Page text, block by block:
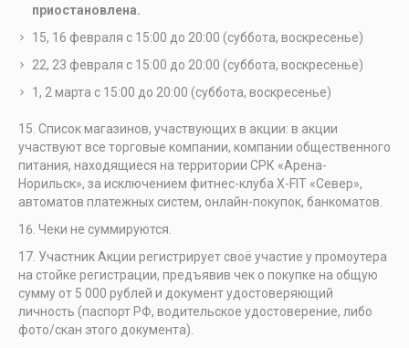
приостановлена.
15, 16 февраля с 15:00 до 20:00 (суббота, воскресенье)
22, 23 февраля с 15:00 до 20:00 (суббота, воскресенье)
1, 2 марта с 15:00 до 20:00 (суббота, воскресенье)
Список магазинов, участвующих в акции: в акции
участвуют все торговые компании, компании общественного
питания, находящиеся на территории СРК «Арена-
Норильск», за исключением фитнес-клуба X-FIT «Север»,
автоматов платежных систем, онлайн-покупок, банкоматов.
Чеки не суммируются.
Участник Акции регистрирует своё участие у промоутера
на стойке регистрации, предъявив чек о покупке на общую
сумму от 5 000 рублей и документ удостоверяющий
личность (паспорт РФ, водительское удостоверение, либо
фото/скан этого документа).